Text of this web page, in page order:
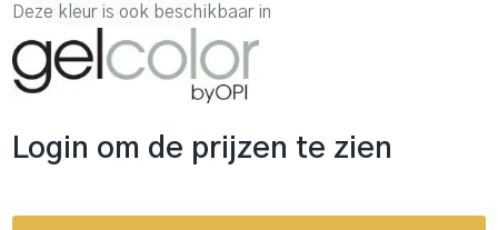
Deze kleur is ook beschikbaar in
Login om de prijzen te zien